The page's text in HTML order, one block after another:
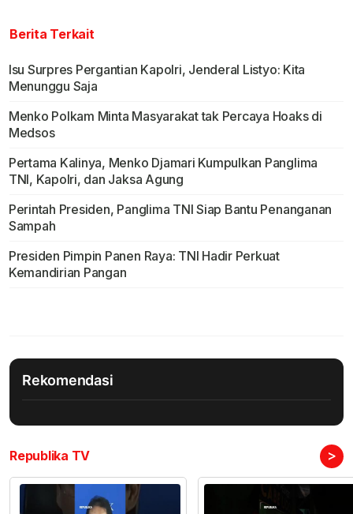
Berita Terkait
Isu Surpres Pergantian Kapolri, Jenderal Listyo: Kita
Menunggu Saja
Menko Polkam Minta Masyarakat tak Percaya Hoaks di
Medsos
Pertama Kalinya, Menko Djamari Kumpulkan Panglima
TNI, Kapolri, dan Jaksa Agung
Perintah Presiden, Panglima TNI Siap Bantu Penanganan
Sampah
Presiden Pimpin Panen Raya: TNI Hadir Perkuat
Kemandirian Pangan
Rekomendasi
Republika TV >